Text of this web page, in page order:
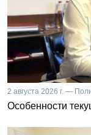
2 августа 2026 г. —
Особенности